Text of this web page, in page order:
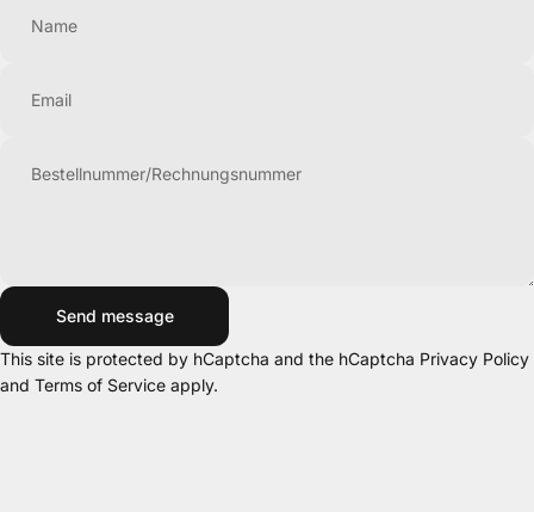
Name
Email
Bestellnummer/Rechnungsnummer
Message
Send message
Send message
This site is protected by hCaptcha and the hCaptcha Privacy Policy
and Terms of Service apply.